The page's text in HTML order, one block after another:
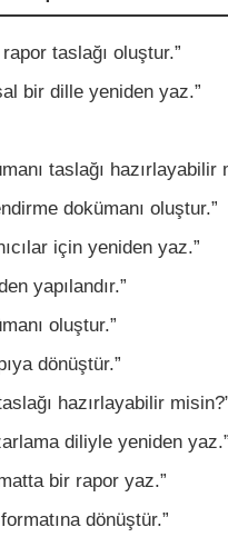
taslağı oluştur.”
bir dille yeniden yaz.”
taslağı hazırlayabilir
dokümanı oluştur.”
için yeniden yaz.”
yapılandır.”
oluştur.”
dönüştür.”
hazırlayabilir
diliyle yeniden yaz.”
bir rapor yaz.”
dönüştür.”